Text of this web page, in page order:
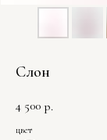
Слон
4 500 р.
цвет